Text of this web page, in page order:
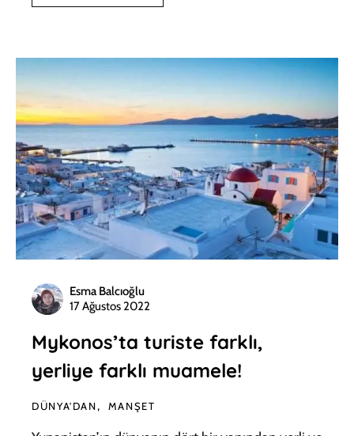
Esma Balcıoğlu
17 Ağustos 2022
Mykonos’ta turiste farklı,
yerliye farklı muamele!
DÜNYA'DAN MANŞET